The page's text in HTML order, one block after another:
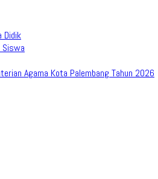
Didik
Siswa
Agama Kota Palembang Tahun 2026